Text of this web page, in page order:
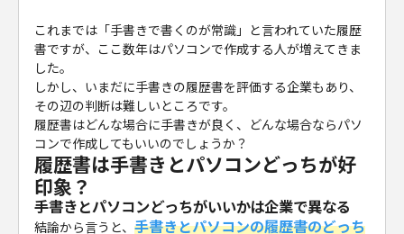
これまでは「手書きで書くのが常識」と言われていた履歴
書ですが、ここ数年はパソコンで作成する人が増えてきま
した。
しかし、いまだに手書きの履歴書を評価する企業もあり、
その辺の判断は難しいところです。
履歴書はどんな場合に手書きが良く、どんな場合ならパソ
コンで作成してもいいのでしょうか？
履歴書は手書きとパソコンどっちが好
印象？
手書きとパソコンどっちがいいかは企業で異なる
結論から言うと、手書きとパソコンの履歴書のどっち